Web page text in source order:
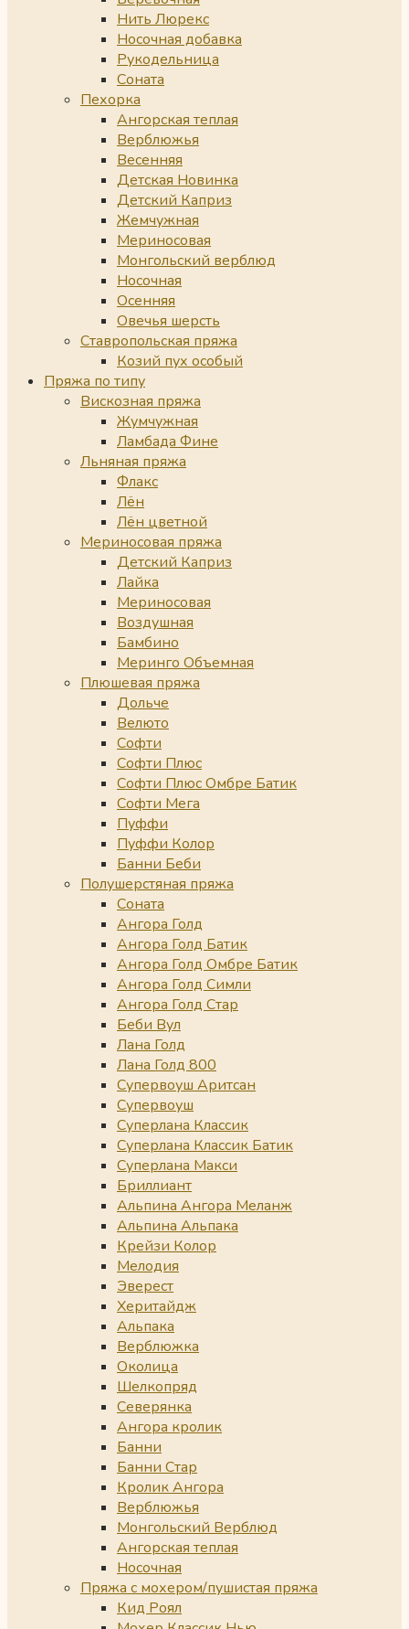
Нить Люрекс
Носочная добавка
Рукодельница
Соната
Пехорка
Ангорская теплая
Верблюжья
Весенняя
Детская Новинка
Детский Каприз
Жемчужная
Мериносовая
Монгольский верблюд
Носочная
Осенняя
Овечья шерсть
Ставропольская пряжа
Козий пух особый
Пряжа по типу
Вискозная пряжа
Жумчужная
Ламбада Фине
Льняная пряжа
Флакс
Лён
Лён цветной
Мериносовая пряжа
Детский Каприз
Лайка
Мериносовая
Воздушная
Бамбино
Меринго Объемная
Плюшевая пряжа
Дольче
Велюто
Софти
Софти Плюс
Софти Плюс Омбре Батик
Софти Мега
Пуффи
Пуффи Колор
Банни Беби
Полушерстяная пряжа
Соната
Ангора Голд
Ангора Голд Батик
Ангора Голд Омбре Батик
Ангора Голд Симли
Ангора Голд Стар
Беби Вул
Лана Голд
Лана Голд 800
Супервоуш Аритсан
Супервоуш
Суперлана Классик
Суперлана Классик Батик
Суперлана Макси
Бриллиант
Альпина Ангора Меланж
Альпина Альпака
Крейзи Колор
Мелодия
Эверест
Херитайдж
Альпака
Верблюжка
Околица
Шелкопряд
Северянка
Ангора кролик
Банни
Банни Стар
Кролик Ангора
Верблюжья
Монгольский Верблюд
Ангорская теплая
Носочная
Пряжа с мохером/пушистая пряжа
Кид Роял